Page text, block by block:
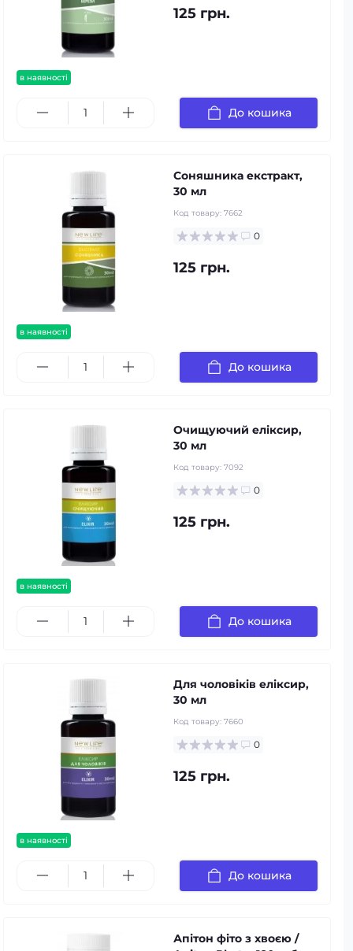
в наявності
125 грн.
До кошика
в наявності
Соняшника екстракт,
30 мл
Код товару: 7662
0
125 грн.
До кошика
в наявності
Очищуючий еліксир,
30 мл
Код товару: 7092
0
125 грн.
До кошика
в наявності
Для чоловіків еліксир,
30 мл
Код товару: 7660
0
125 грн.
До кошика
Апітон фіто з хвоєю /